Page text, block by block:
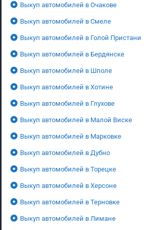
Выкуп автомобилей в Очакове
Выкуп автомобилей в Смеле
Выкуп автомобилей в Голой Пристани
Выкуп автомобилей в Бердянске
Выкуп автомобилей в Шполе
Выкуп автомобилей в Хотине
Выкуп автомобилей в Глухове
Выкуп автомобилей в Малой Виске
Выкуп автомобилей в Марковке
Выкуп автомобилей в Дубно
Выкуп автомобилей в Торецке
Выкуп автомобилей в Херсоне
Выкуп автомобилей в Терновке
Выкуп автомобилей в Лимане